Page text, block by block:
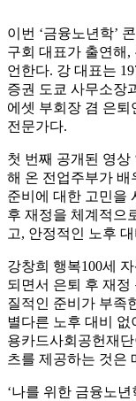
이번 ‘금융노년학’
구회 대표가 출연해
언한다. 강 대표는
증권 도쿄 사무소장
에셋 부회장 겸 은퇴
전문가다.
첫 번째 공개된 영상
해 온 전업주부가 배
준비에 대한 고민을
후 재정을 체계적으
고, 안정적인 노후
강창희 행복100세
되면서 은퇴 후 재정
질적인 준비가 부족
별다른 노후 대비 없
용카드사회공헌재
츠를 제공하는 것은
‘나를 위한 금융노